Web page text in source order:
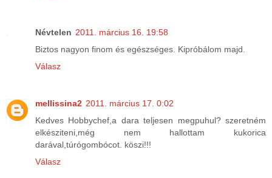
Névtelen 2011. március 16. 19:58
Biztos nagyon finom és egészséges. Kipróbálom majd.
Válasz
mellissina2 2011. március 17. 0:02
Kedves Hobbychef,a dara teljesen megpuhul? szeretném
elkésziteni,még nem hallottam kukorica
darával,túrógombócot. köszi!!!
Válasz